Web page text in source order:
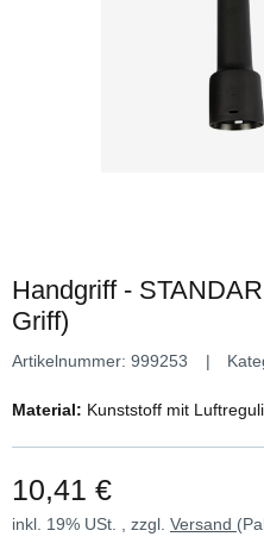
Handgriff -
Griff)
Artikelnummer: 999253
Material: Kunststoff mit
10,41 €
inkl. 19% USt. , zzgl. Versand